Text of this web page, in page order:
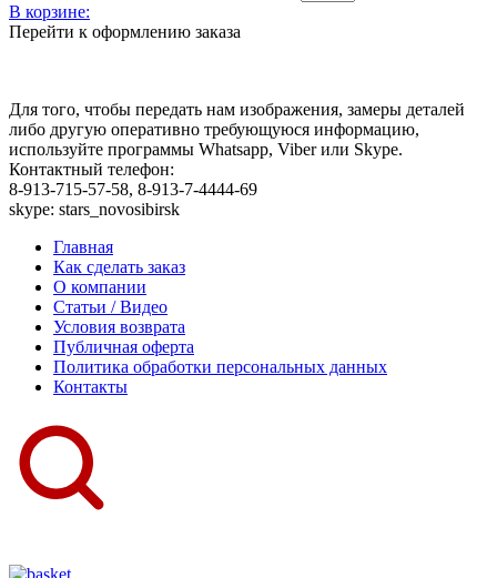
В корзине:
Перейти к оформлению заказа
Для того, чтобы передать нам изображения, замеры деталей
либо другую оперативно требующуюся информацию,
используйте программы Whatsapp, Viber или Skype.
Контактный телефон:
8-913-715-57-58, 8-913-7-4444-69
skype: stars_novosibirsk
Главная
Как сделать заказ
О компании
Статьи / Видео
Условия возврата
Публичная оферта
Политика обработки персональных данных
Контакты